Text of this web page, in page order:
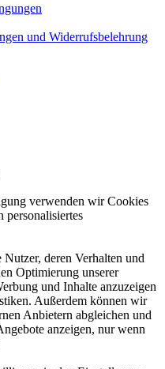
und Widerrufsbelehrung
verwenden wir Cookies
personalisiertes
deren Verhalten und
Optimierung unserer
und Inhalte anzuzeigen
Außerdem können wir
Anbietern abgleichen und
anzeigen, nur wenn